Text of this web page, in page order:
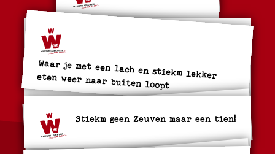
Waar je met een lach en stiekm lekker eten weer naar buiten loopt
Stiekm geen Zeuven maar een tien!